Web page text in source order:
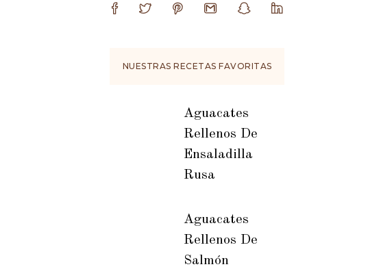
NUESTRAS RECETAS FAVORITAS
Aguacates
Rellenos De
Ensaladilla
Rusa
Aguacates
Rellenos De
Salmón